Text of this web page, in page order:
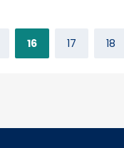
16 17 18